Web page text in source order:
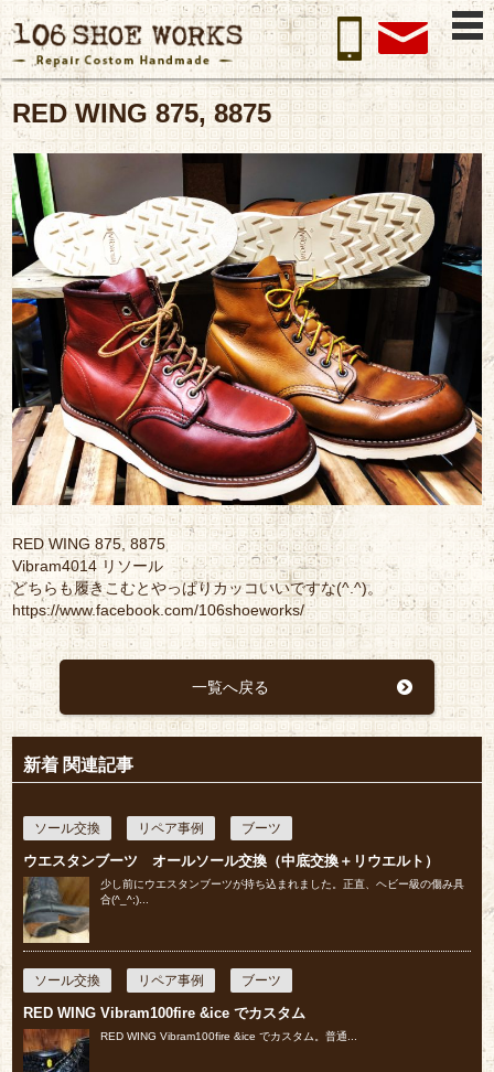
RED WING 875, 8875
RED WING 875, 8875
Vibram4014 リソール
どちらも履きこむとやっぱりカッコいいですな(^.^)。
https://www.facebook.com/106shoeworks/
一覧へ戻る
新着 関連記事
ソール交換 リペア事例 ブーツ
ウエスタンブーツ オールソール交換（中底交換＋リウエルト）
少し前にウエスタンブーツが持ち込まれました。正直、ヘビー級の傷み具
合(^_^;)...
ソール交換 リペア事例 ブーツ
RED WING Vibram100fire &ice でカスタム
RED WING Vibram100fire &ice でカスタム。普通...